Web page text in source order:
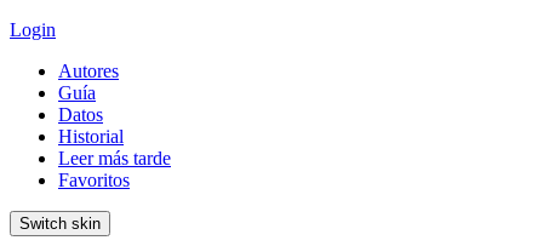
Login
Autores
Guía
Datos
Historial
Leer más tarde
Favoritos
Switch skin